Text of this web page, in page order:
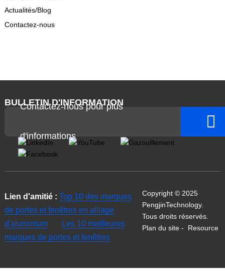
Actualités/Blog
Contactez-nous
BULLETIN D'INFORMATION
Contactez-nous pour plus
d'informations
Lien d'amitié : Top 10 des marques
de portes et fenêtres en alliage
d'aluminium
Les 10 meilleures
marques de portes et fenêtres
Copyright © 2025
PengjinTechnology.
Tous droits réservés.
Plan du site- Resource